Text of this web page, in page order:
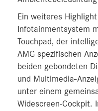
Ein weiteres
Infotainmentsystem
Touchpad, der
AMG spezifischen
beiden gebondeten
und Multimedia-
unter einem
Widescreen-Cockpit.